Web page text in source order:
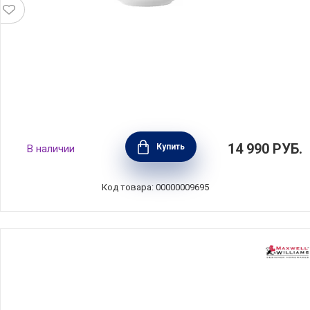
Обеденный набор на 4 персоны "Кашемир
Голд" фарфор, 12 предметов, цвет белый,
Maxwell & Williams, MW583-EF0122
В наличии Купить 14 990 РУБ.
Код товара: 00000009695